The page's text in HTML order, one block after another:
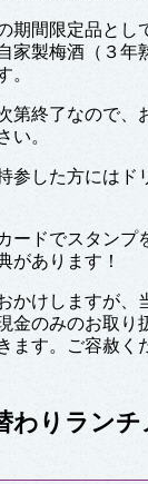
期間限定品とし
家製梅酒（３年
。
第終了なので、
い。
参した方にはド
ードでスタンプ
があります！
かけしますが、
金のみのお取り
ます。ご容赦く
わりランチ